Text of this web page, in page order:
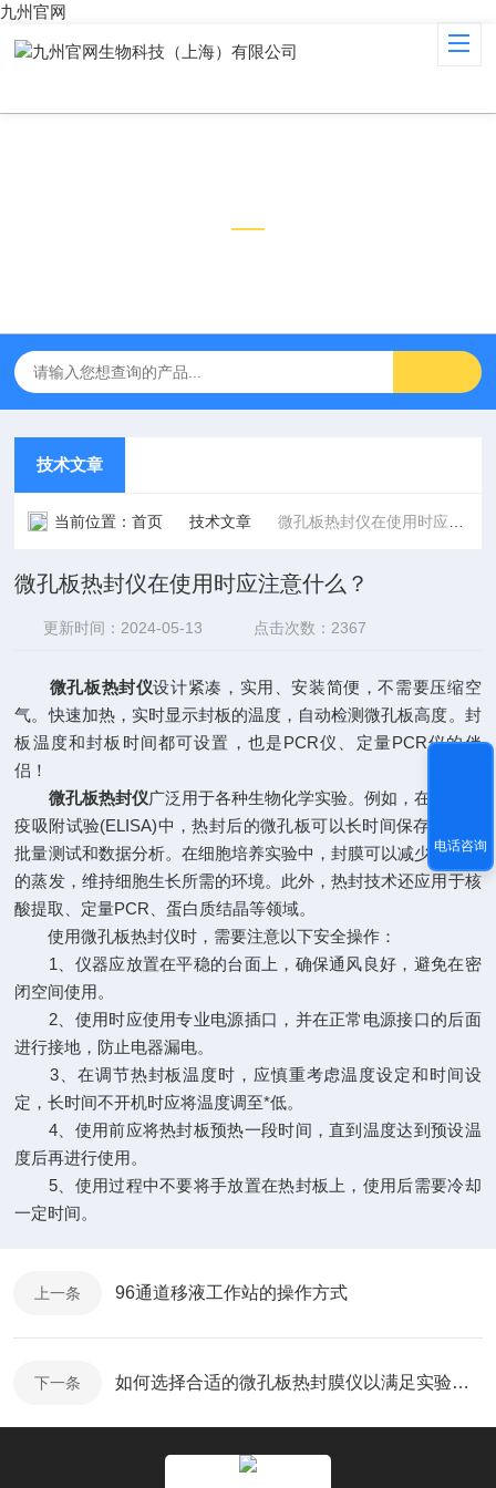
九州官网
技术文章
当前位置：首页 技术文章 微孔板热封仪在使用时应注意什么？
微孔板热封仪在使用时应注意什么？
更新时间：2024-05-13 点击次数：2367
微孔板热封仪设计紧凑，实用、安装简便，不需要压缩空
气。快速加热，实时显示封板的温度，自动检测微孔板高度。封
板温度和封板时间都可设置，也是PCR仪、定量PCR仪的伴
侣！
微孔板热封仪广泛用于各种生物化学实验。例如，在酶联免
疫吸附试验(ELISA)中，热封后的微孔板可以长时间保存，便于
批量测试和数据分析。在细胞培养实验中，封膜可以减少培养基
的蒸发，维持细胞生长所需的环境。此外，热封技术还应用于核
酸提取、定量PCR、蛋白质结晶等领域。
使用微孔板热封仪时，需要注意以下安全操作：
1、仪器应放置在平稳的台面上，确保通风良好，避免在密
闭空间使用。
2、使用时应使用专业电源插口，并在正常电源接口的后面
进行接地，防止电器漏电。
3、在调节热封板温度时，应慎重考虑温度设定和时间设
定，长时间不开机时应将温度调至*低。
4、使用前应将热封板预热一段时间，直到温度达到预设温
度后再进行使用。
5、使用过程中不要将手放置在热封板上，使用后需要冷却
一定时间。
上一条 96通道移液工作站的操作方式
下一条 如何选择合适的微孔板热封膜仪以满足实验需求？
电话咨询